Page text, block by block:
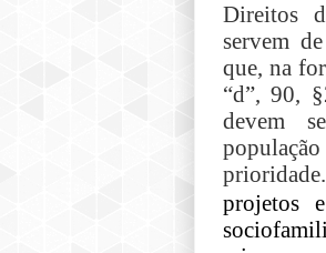
Direitos
servem
que, na
“d”, 90,
devem
prioridade.
projetos